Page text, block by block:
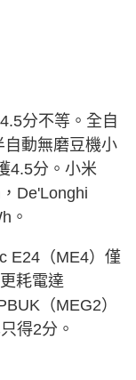
分不等。全自
自動無磨豆機小
4.5分。小米
De'Longhi
。
E24（ME4）僅
耗電達
（MEG2）
得2分。